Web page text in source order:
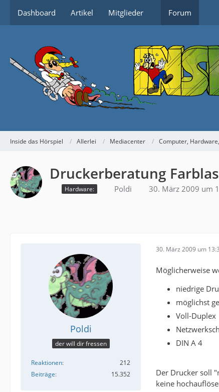
Dashboard Artikel Mitglieder Forum
Inside das Hörspiel Allerlei Mediacenter Computer,
Druckerberatung
Hardware: Poldi 30. März 2009 um
Poldi
der will dir fressen
Reaktionen
212
Beiträge
15.352
30. März 2009 um
Möglicherweise
niedrige
möglichst
Voll-Duplex
DIN A 4
Der Drucker soll
keine